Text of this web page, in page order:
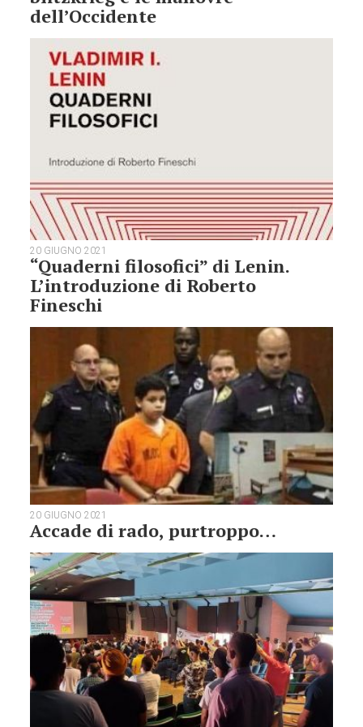
dell’Occidente
20 GIUGNO 2021
“Quaderni filosofici” di Lenin.
L’introduzione di Roberto
Fineschi
20 GIUGNO 2021
Accade di rado, purtroppo…